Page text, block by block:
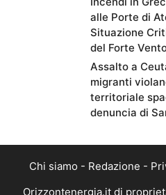
alle Porte di
Situazione
del Forte
Assalto a
migranti
territoriale
denuncia di
Chi siamo - Redazione -
Orizzontenergia.it di